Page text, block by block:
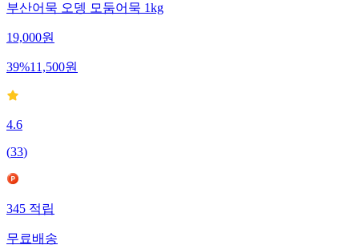
부산어묵 오뎅 모둠어묵 1kg
19,000원
39%11,500원
4.6
(33)
345 적립
무료배송